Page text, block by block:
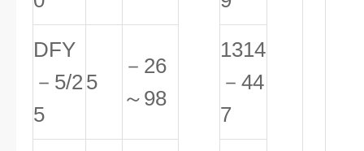
DFY
－5/2
5
5
－26
～98
1314
－44
7